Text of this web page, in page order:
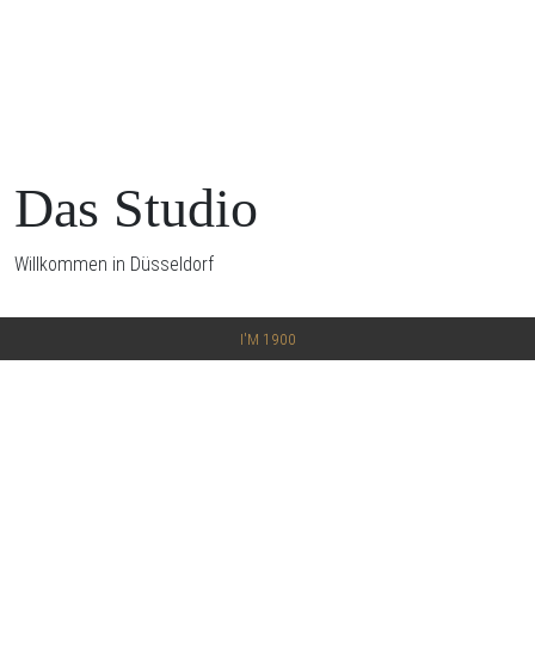
Das Studio
Willkommen in Düsseldorf
I'M 1900